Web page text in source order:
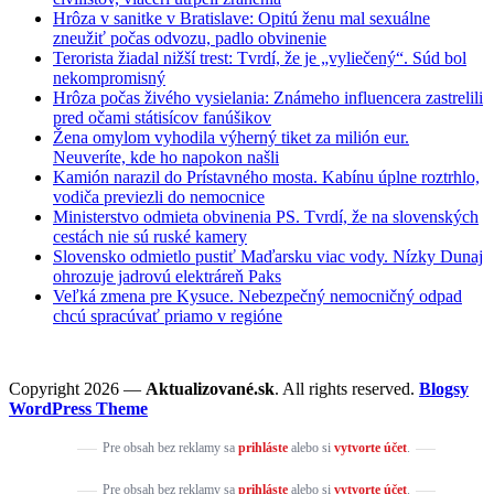
Hrôza v sanitke v Bratislave: Opitú ženu mal sexuálne
zneužiť počas odvozu, padlo obvinenie
Terorista žiadal nižší trest: Tvrdí, že je „vyliečený“. Súd bol
nekompromisný
Hrôza počas živého vysielania: Známeho influencera zastrelili
pred očami státisícov fanúšikov
Žena omylom vyhodila výherný tiket za milión eur.
Neuveríte, kde ho napokon našli
Kamión narazil do Prístavného mosta. Kabínu úplne roztrhlo,
vodiča previezli do nemocnice
Ministerstvo odmieta obvinenia PS. Tvrdí, že na slovenských
cestách nie sú ruské kamery
Slovensko odmietlo pustiť Maďarsku viac vody. Nízky Dunaj
ohrozuje jadrovú elektráreň Paks
Veľká zmena pre Kysuce. Nebezpečný nemocničný odpad
chcú spracúvať priamo v regióne
Copyright 2026 — Aktualizované.sk. All rights reserved. Blogsy
WordPress Theme
Pre obsah bez reklamy sa prihlástealebo si vytvorte účet.